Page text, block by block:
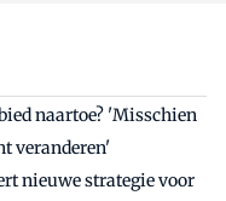
naartoe? 'Misschien
veranderen'
nieuwe strategie voor